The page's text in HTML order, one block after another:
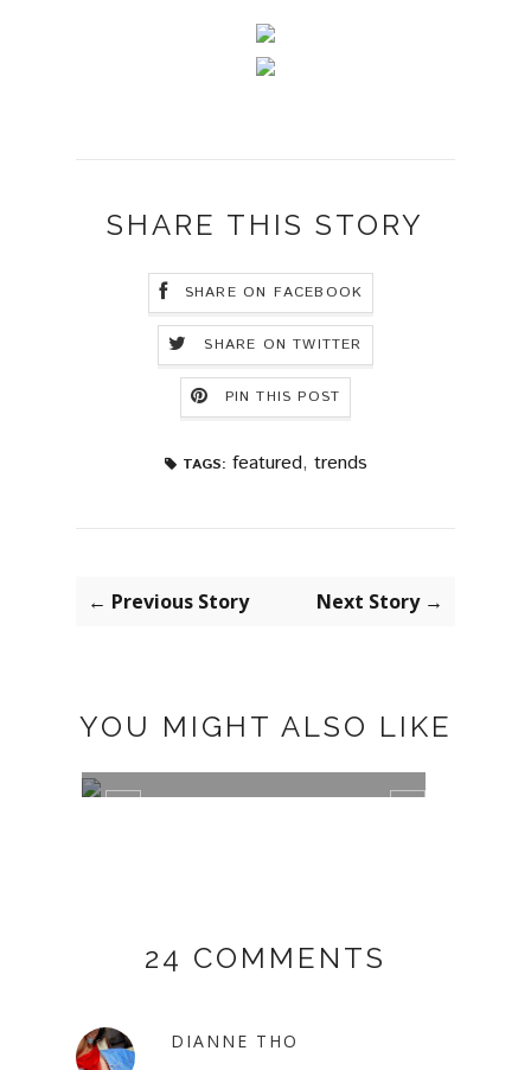
SHARE THIS STORY
SHARE ON FACEBOOK
SHARE ON TWITTER
PIN THIS POST
TAGS: featured, trends
← Previous Story Next Story →
YOU MIGHT ALSO LIKE
24 COMMENTS
DIANNE THO